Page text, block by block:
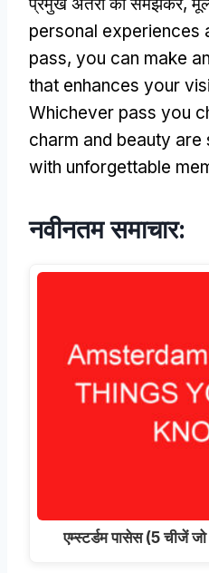
personal experiences
pass, you can make
that enhances your
Whichever pass you
charm and beauty
with unforgettable
नवीनतम समाचार:
एम्स्टर्डम पासेस (5 चीजें